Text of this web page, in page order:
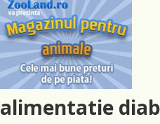
alimentatie